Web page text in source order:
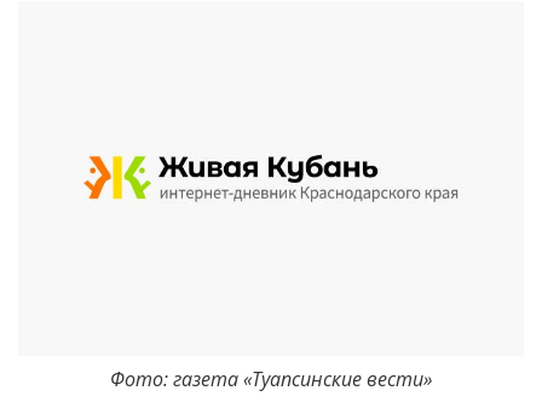
Фото: газета «Туапсинские вести»